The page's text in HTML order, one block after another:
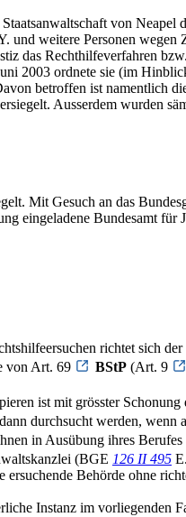
von
und weitere Personen
das Rechthilfeverfahren
2003 ordnete sie (im
betroffen ist namentlich
Ausserdem wurden
Mit Gesuch an das
eingeladene Bundesamt
richtet sich
von Art. 69
BStP (Art. 9
ist mit grösster
durchsucht werden,
in Ausübung ihres
(BGE 126 II 495
ersuchende Behörde ohne
Instanz im vorliegenden